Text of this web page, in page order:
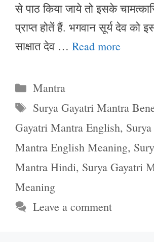
से पाठ किया जाये तो इसके
प्राप्त होतें हैं. भगवान सूर्य देव को
साक्षात देव … Read more
Categories
Mantra
Tags
Surya Gayatri Mantra
Gayatri Mantra English,
Mantra English Meaning,
Mantra Hindi, Surya Gayatri
Meaning
Leave a comment